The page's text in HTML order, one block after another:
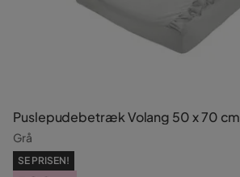
Puslepudebetræk Volang 50 x 70 cm
Grå
SE PRISEN!